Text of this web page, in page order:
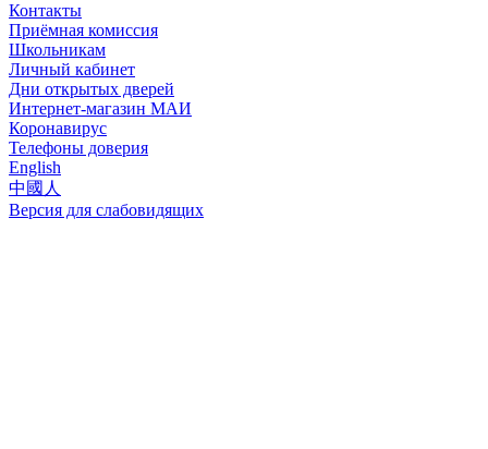
Контакты
Приёмная комиссия
Школьникам
Личный кабинет
Дни открытых дверей
Интернет-магазин МАИ
Коронавирус
Телефоны доверия
English
中國人
Версия для слабовидящих